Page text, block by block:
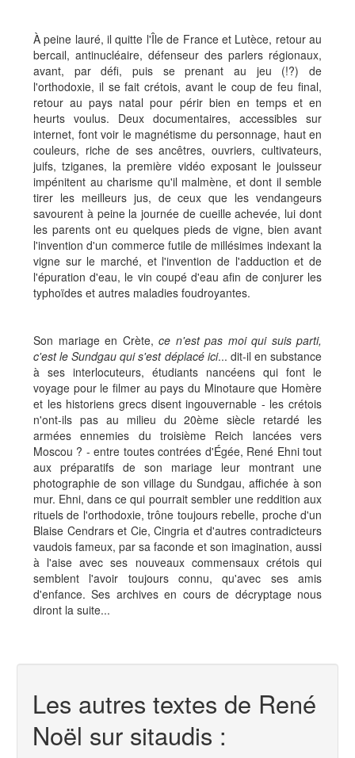
À peine lauré, il quitte l'Île de France et Lutèce, retour au
bercail, antinucléaire, défenseur des parlers régionaux,
avant, par défi, puis se prenant au jeu (!?) de
l'orthodoxie, il se fait crétois, avant le coup de feu final,
retour au pays natal pour périr bien en temps et en
heurts voulus. Deux documentaires, accessibles sur
internet, font voir le magnétisme du personnage, haut en
couleurs, riche de ses ancêtres, ouvriers, cultivateurs,
juifs, tziganes, la première vidéo exposant le jouisseur
impénitent au charisme qu'il malmène, et dont il semble
tirer les meilleurs jus, de ceux que les vendangeurs
savourent à peine la journée de cueille achevée, lui dont
les parents ont eu quelques pieds de vigne, bien avant
l'invention d'un commerce futile de millésimes indexant la
vigne sur le marché, et l'invention de l'adduction et de
l'épuration d'eau, le vin coupé d'eau afin de conjurer les
typhoïdes et autres maladies foudroyantes.
Son mariage en Crète, ce n'est pas moi qui suis parti,
c'est le Sundgau qui s'est déplacé ici... dit-il en substance
à ses interlocuteurs, étudiants nancéens qui font le
voyage pour le filmer au pays du Minotaure que Homère
et les historiens grecs disent ingouvernable - les crétois
n'ont-ils pas au milieu du 20ème siècle retardé les
armées ennemies du troisième Reich lancées vers
Moscou ? - entre toutes contrées d'Égée, René Ehni tout
aux préparatifs de son mariage leur montrant une
photographie de son village du Sundgau, affichée à son
mur. Ehni, dans ce qui pourrait sembler une reddition aux
rituels de l'orthodoxie, trône toujours rebelle, proche d'un
Blaise Cendrars et Cie, Cingria et d'autres contradicteurs
vaudois fameux, par sa faconde et son imagination, aussi
à l'aise avec ses nouveaux commensaux crétois qui
semblent l'avoir toujours connu, qu'avec ses amis
d'enfance. Ses archives en cours de décryptage nous
diront la suite...
Les autres textes de René
Noël sur sitaudis :